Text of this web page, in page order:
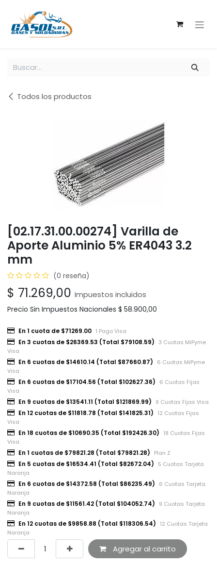
Todos los productos
[02.17.31.00.00274] Varilla de
Aporte Aluminio 5% ER4043 3.2
mm
(0 reseña)
$ 71.269,00 Impuestos incluidos
Precio Sin Impuestos Nacionales $ 58.900,00
En 1 cuota de $71269.00 1 Pago Visa
En 3 cuotas de $26369.53 (Total $79108.59)
3 Cuotas MiPyme
Visa
En 6 cuotas de $14610.14 (Total $87660.87)
6 Cuotas MiPyme
Visa
En 6 cuotas de $17104.56 (Total $102627.36)
6 Cuotas Fijas
Visa
En 9 cuotas de $13541.11 (Total $121869.99) 9 Cuotas Fijas Visa
En 12 cuotas de $11818.78 (Total $141825.31)
12 Cuotas Fijas
Visa
En 18 cuotas de $10690.35 (Total $192426.30)
18 Cuotas Fijas
Visa
En 1 cuotas de $79821.28 (Total $79821.28) Plan Z
En 5 cuotas de $16534.41 (Total $82672.04)
5 Cuotas Tarjeta
Naranja
En 6 cuotas de $14372.58 (Total $86235.49)
6 Cuotas Tarjeta
Naranja
En 9 cuotas de $11561.42 (Total $104052.74)
9 Cuotas Tarjeta
Naranja
En 12 cuotas de $9858.88 (Total $118306.54)
12 Cuotas Tarjeta
Naranja
Agregar al carrito